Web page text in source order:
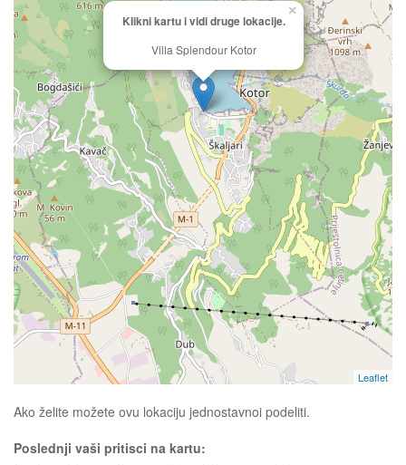
Klikni kartu i vidi druge lokacije.
Villa Splendour Kotor
×
Leaflet
Ako želite možete ovu lokaciju jednostavnoi podeliti.
Poslednji vaši pritisci na kartu: